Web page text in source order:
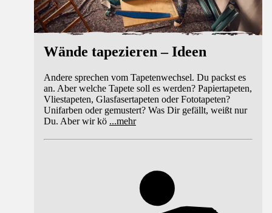
Wände tapezieren – Ideen
Andere sprechen vom Tapetenwechsel. Du packst es
an. Aber welche Tapete soll es werden? Papiertapeten,
Vliestapeten, Glasfasertapeten oder Fototapeten?
Unifarben oder gemustert? Was Dir gefällt, weißt nur
Du. Aber wir kö ...mehr